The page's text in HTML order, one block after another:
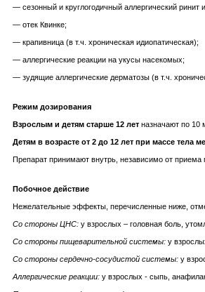
— сезонный и круглогодичный аллергический ринит
— отек Квинке;
— крапивница (в т.ч. хроническая идиопатическая);
— аллергические реакции на укусы насекомых;
— зудящие аллергические дерматозы (в т.ч.
Режим дозирования
Взрослым и детям старше 12 лет назначают по 10
Детям в возрасте от 2 до 12 лет при массе тела
Препарат принимают внутрь, независимо от
Побочное действие
Нежелательные эффекты, перечисленные ниже,
Со стороны ЦНС: у взрослых – головная боль,
Со стороны пищеварительной системы: у
Со стороны сердечно-сосудистой системы: у
Аллергические реакции: у взрослых - сыпь,